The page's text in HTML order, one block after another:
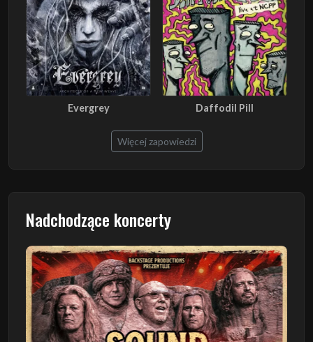
Evergrey Daffodil Pill
Więcej zapowiedzi
Nadchodzące koncerty